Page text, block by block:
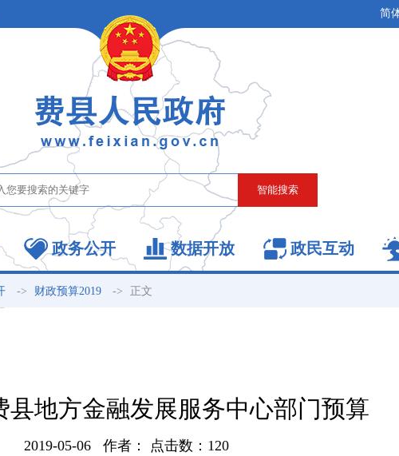
简
政务公开 数据开放 政民互动
-> 财政预算2019 -> 正文
县地方金融发展服务中心部门预算
2019-05-06 作者： 点击数： 120